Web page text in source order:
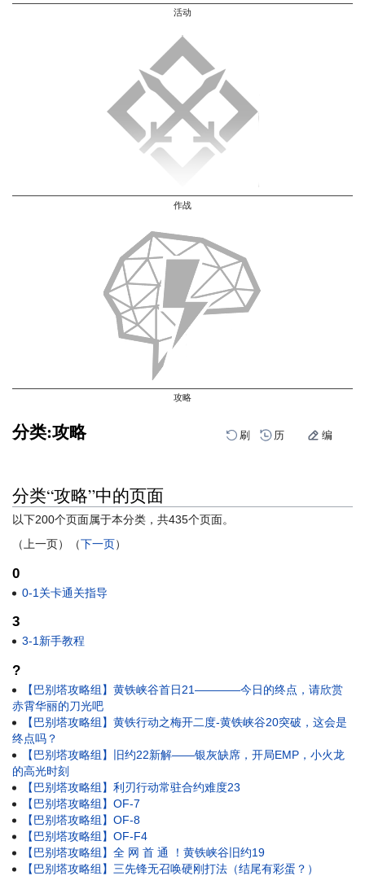
活动
作战
攻略
分类:攻略 刷 历 编
跳
到
导
航
跳
到
搜
索
分类“攻略”中的页面
以下200个页面属于本分类，共435个页面。
（上一页）（下一页）
0
0-1关卡通关指导
3
3-1新手教程
?
【巴别塔攻略组】黄铁峡谷首日21————今日的终点，请欣赏
赤霄华丽的刀光吧
【巴别塔攻略组】黄铁行动之梅开二度-黄铁峡谷20突破，这会是
终点吗？
【巴别塔攻略组】旧约22新解——银灰缺席，开局EMP，小火龙
的高光时刻
【巴别塔攻略组】利刃行动常驻合约难度23
【巴别塔攻略组】OF-7
【巴别塔攻略组】OF-8
【巴别塔攻略组】OF-F4
【巴别塔攻略组】全 网 首 通 ！黄铁峡谷旧约19
【巴别塔攻略组】三先锋无召唤硬刚打法（结尾有彩蛋？）